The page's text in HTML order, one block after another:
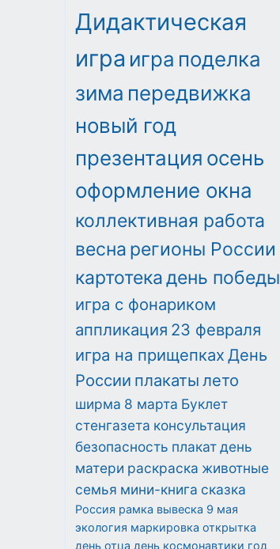
Дидактическая
игра игра поделка
зима передвижка
новый год
презентация осень
оформление окна
коллективная работа
весна регионы России
картотекадень победы
игра с фонариком
аппликация 23 февраля
игра на прищепках День
России плакаты лето
ширма 8 марта Буклет
стенгазета консультация
безопасность плакатдень
матери раскраска животные
семья мини-книга сказка
Россия рамка вывеска 9 мая
экология маркировка открытка
день отца день космонавтики год